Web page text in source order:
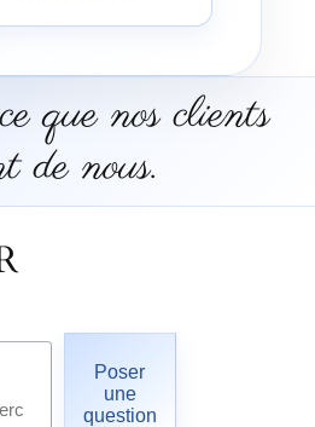
que nos clients
de nous.
Poser
une
question